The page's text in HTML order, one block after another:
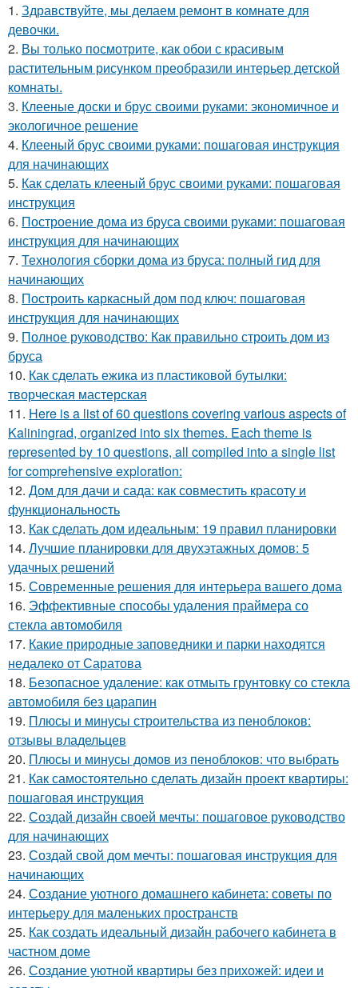
1. Здравствуйте, мы делаем ремонт в комнате для
девочки.
2. Вы только посмотрите, как обои с красивым
растительным рисунком преобразили интерьер детской
комнаты.
3. Клееные доски и брус своими руками: экономичное и
экологичное решение
4. Клееный брус своими руками: пошаговая инструкция
для начинающих
5. Как сделать клееный брус своими руками: пошаговая
инструкция
6. Построение дома из бруса своими руками: пошаговая
инструкция для начинающих
7. Технология сборки дома из бруса: полный гид для
начинающих
8. Построить каркасный дом под ключ: пошаговая
инструкция для начинающих
9. Полное руководство: Как правильно строить дом из
бруса
10. Как сделать ежика из пластиковой бутылки:
творческая мастерская
11. Here is a list of 60 questions covering various aspects of
Kaliningrad, organized into six themes. Each theme is
represented by 10 questions, all compiled into a single list
for comprehensive exploration:
12. Дом для дачи и сада: как совместить красоту и
функциональность
13. Как сделать дом идеальным: 19 правил планировки
14. Лучшие планировки для двухэтажных домов: 5
удачных решений
15. Современные решения для интерьера вашего дома
16. Эффективные способы удаления праймера со
стекла автомобиля
17. Какие природные заповедники и парки находятся
недалеко от Саратова
18. Безопасное удаление: как отмыть грунтовку со стекла
автомобиля без царапин
19. Плюсы и минусы строительства из пеноблоков:
отзывы владельцев
20. Плюсы и минусы домов из пеноблоков: что выбрать
21. Как самостоятельно сделать дизайн проект квартиры:
пошаговая инструкция
22. Создай дизайн своей мечты: пошаговое руководство
для начинающих
23. Создай свой дом мечты: пошаговая инструкция для
начинающих
24. Создание уютного домашнего кабинета: советы по
интерьеру для маленьких пространств
25. Как создать идеальный дизайн рабочего кабинета в
частном доме
26. Создание уютной квартиры без прихожей: идеи и